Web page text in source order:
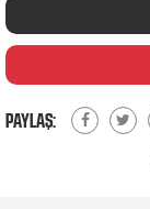
PAYLAŞ: